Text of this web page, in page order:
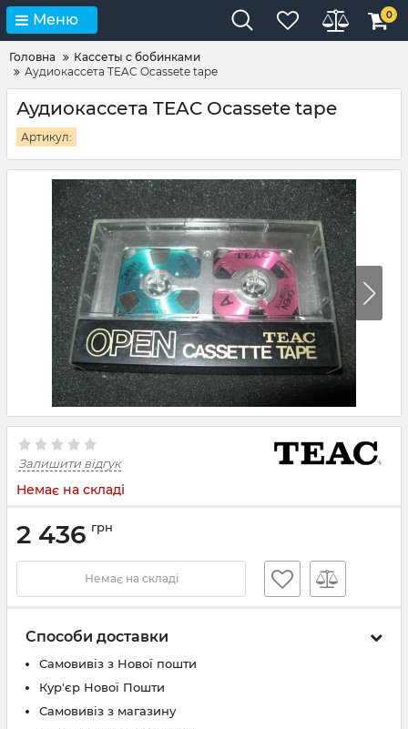
Меню 0
Головна
Кассеты с бобинками
Аудиокассета TEAC Ocassete tape
Аудиокассета TEAC Ocassete tape
Артикул:
Залишити відгук
Немає на складі
2 436 грн
Немає на складі
Способи доставки
Самовивіз з Нової пошти
Кур'єр Нової Пошти
Самовивіз з магазину